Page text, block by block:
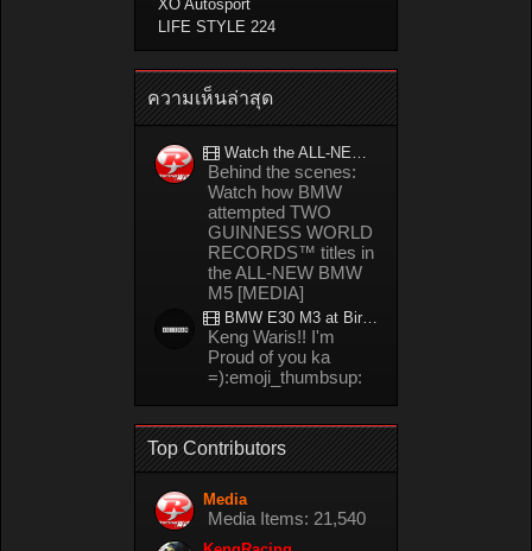
XO Autosport
LIFE STYLE 224
ความเห็นล่าสุด
Watch the ALL-NEW BMW M5 refuel mid-drift to take TWO GUINNESS WORLD RECORDS™ titles
Behind the scenes:
Watch how BMW
attempted TWO
GUINNESS WORLD
RECORDS™ titles in
the ALL-NEW BMW
M5 [MEDIA]
BMW E30 M3 at Bira circuit Thailand in 02/2008
Keng Waris!! I'm
Proud of you ka
=):emoji_thumbsup:
Top Contributors
Media
Media Items: 21,540